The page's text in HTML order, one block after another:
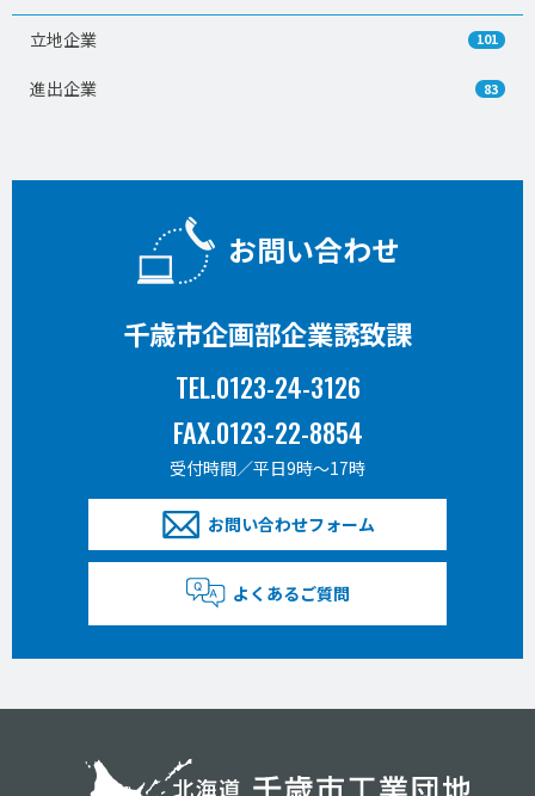
立地企業 101
進出企業 83
お問い合わせ
千歳市企画部企業誘致課
TEL.0123-24-3126
FAX.0123-22-8854
受付時間／平日9時〜17時
お問い合わせフォーム
よくあるご質問